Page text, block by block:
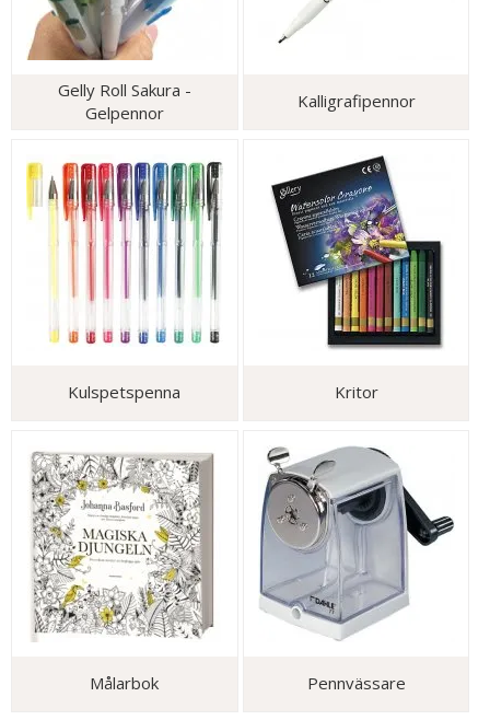
Gelly Roll Sakura -
Gelpennor
Kalligrafipennor
Kulspetspenna Kritor
Målarbok Pennvässare